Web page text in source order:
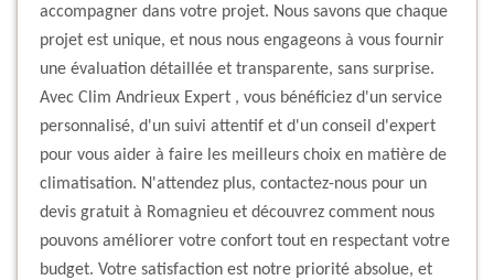
accompagner dans votre projet. Nous savons que chaque
projet est unique, et nous nous engageons à vous fournir
une évaluation détaillée et transparente, sans surprise.
Avec Clim Andrieux Expert , vous bénéficiez d'un service
personnalisé, d'un suivi attentif et d'un conseil d'expert
pour vous aider à faire les meilleurs choix en matière de
climatisation. N'attendez plus, contactez-nous pour un
devis gratuit à Romagnieu et découvrez comment nous
pouvons améliorer votre confort tout en respectant votre
budget. Votre satisfaction est notre priorité absolue, et